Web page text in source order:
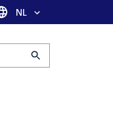
Taal selectie
NL